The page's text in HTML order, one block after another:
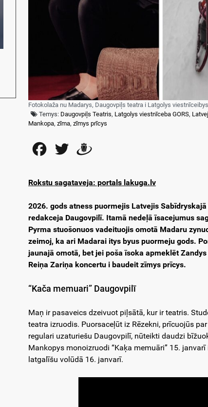
Fotokolaža nu Madarys, Daugovpiļs teatra i Latgolys
Temys: Daugovpiļs Teatris, Latgolys viestnīceba GORS,
Mankopa, zīma, zīmys prīcys
FacebookTwitter
Rokstu sagataveja: portals lakuga.lv
2026. gods atness puormejis Latvejis
redakceja Daugovpilī. Itamā nedeļā īsacejumus
Pyrma stuošonuos vadeituojis omotā Madaru
zeimoj, ka ari Madarai itys byus puormeju gods.
jaunajā omotā, bet jei poša īsoka apmeklēt
Reiņa Zariņa koncertu i baudeit zīmys prīcys.
“Kača memuari” Daugovpilī
Maņ ir pasaveics dzeivuot piļsātā, kur ir teatris.
teatra izruodis. Puorsaceļūt iz Rēzekni, prīcuojūs
regulari uzaturiešu Daugovpilī, nūteikti daudzi
Mankopys monoizruodi “Kaķa memuāri” 15.
latgalīšu volūdā 16. janvarī.